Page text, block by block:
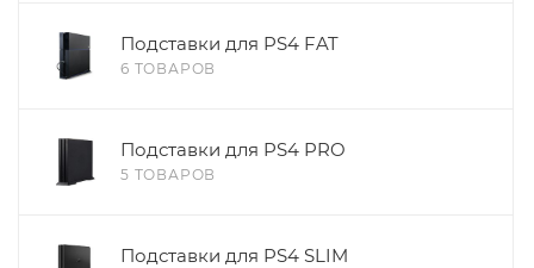
Подставки для PS4 FAT
6 ТОВАРОВ
Подставки для PS4 PRO
5 ТОВАРОВ
Подставки для PS4 SLIM